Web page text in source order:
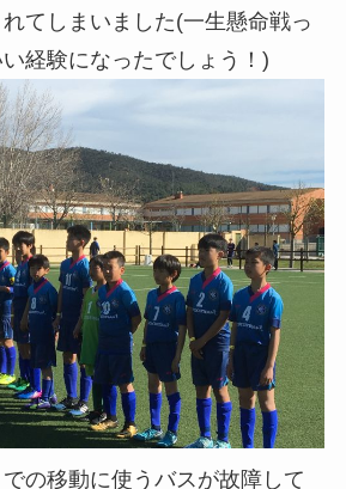
てしまいました(一生懸命戦っ
経験になったでしょう！)
の移動に使うバスが故障して